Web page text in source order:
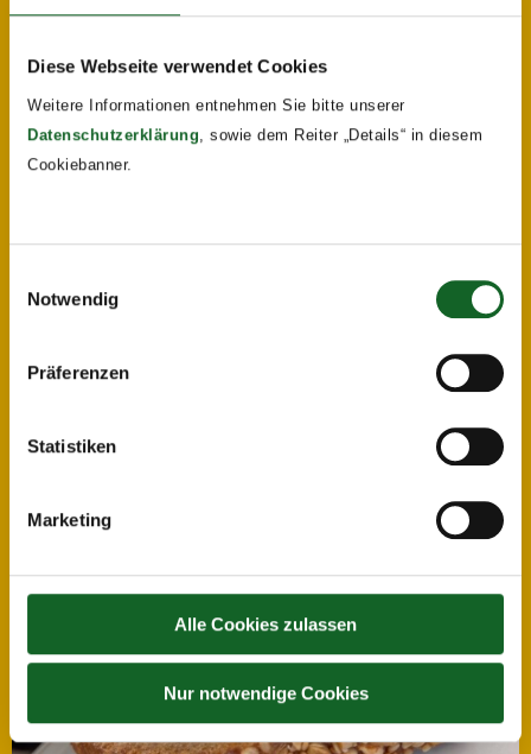
Diese Webseite verwendet Cookies
Weitere Informationen entnehmen Sie bitte unserer
Datenschutzerklärung , sowie dem Reiter „Details“ in diesem
Cookiebanner.
Notwendig
Präferenzen
Statistiken
Marketing
Alle Cookies zulassen
Nur notwendige Cookies